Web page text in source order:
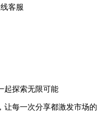
客服
探索无限可能
让每一次分享都激发市场的